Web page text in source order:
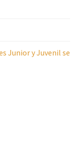
Junior y Juvenil se